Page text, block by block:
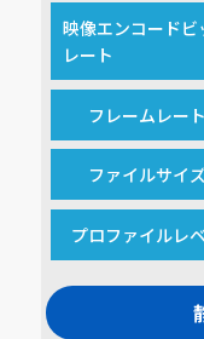
映像エンコードビ
レート
フレームレート
ファイルサイ
プロファイルレ